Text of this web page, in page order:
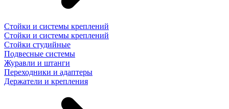
Стойки и системы креплений
Стойки и системы креплений
Стойки студийные
Подвесные системы
Журавли и штанги
Переходники и адаптеры
Держатели и крепления